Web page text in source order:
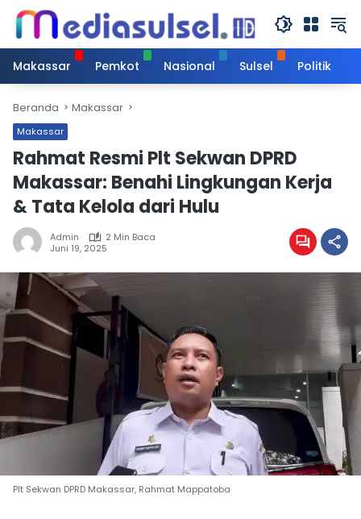
Langsung
konten
Makassar
Pemkot Nasional Sulsel Politik
Beranda Makassar
Makassar
Rahmat Resmi Plt Sekwan DPRD
Makassar: Benahi Lingkungan Kerja
& Tata Kelola dari Hulu
Admin
2 Min Baca
Juni 19, 2025
Plt Sekwan DPRD Makassar, Rahmat Mappatoba